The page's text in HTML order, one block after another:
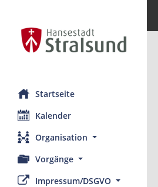
Startseite
Kalender
Organisation
Vorgänge
Impressum/DSGVO